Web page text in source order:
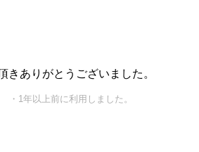
きありがとうございました。
1年以上前に利用しました。